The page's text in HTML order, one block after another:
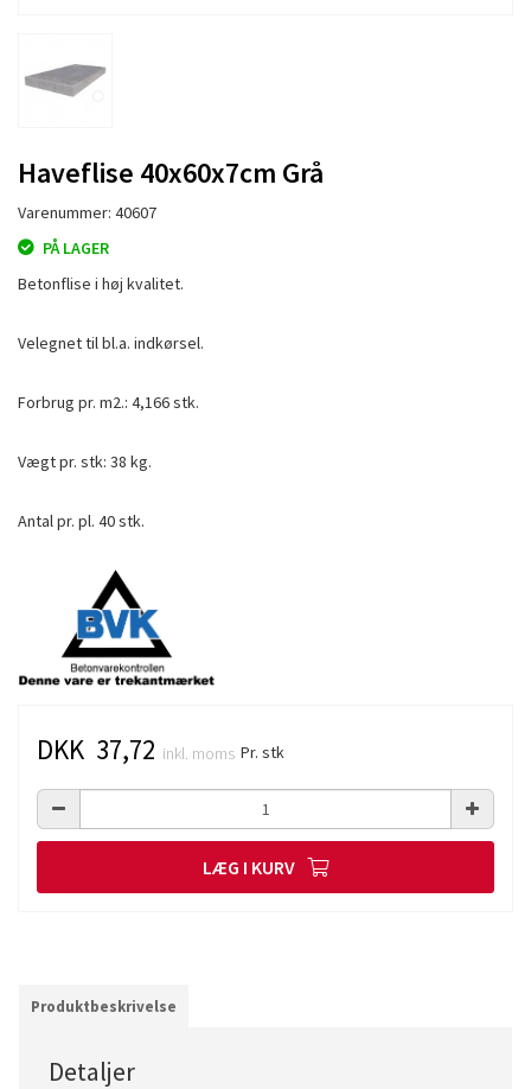
Haveflise 40x60x7cm Grå
Varenummer: 40607
PÅ LAGER
Betonflise i høj kvalitet.
Velegnet til bl.a. indkørsel.
Forbrug pr. m2.: 4,166 stk.
Vægt pr. stk: 38 kg.
Antal pr. pl. 40 stk.
DKK 37,72 inkl. moms Pr. stk
LÆG I KURV
Produktbeskrivelse
Detaljer